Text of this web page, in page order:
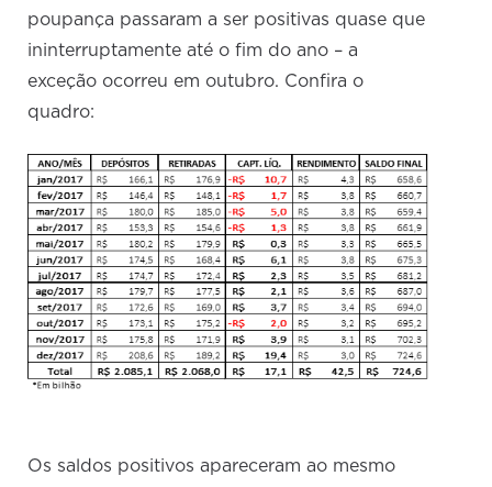
poupança passaram a ser positivas quase que
ininterruptamente até o fim do ano – a
exceção ocorreu em outubro. Confira o
quadro:
Os saldos positivos apareceram ao mesmo